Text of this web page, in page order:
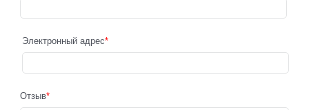
Электронный адрес
Отзыв